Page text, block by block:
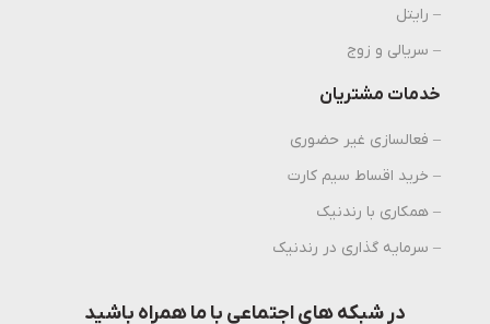
– رایتل
– سریالی و زوج
خدمات مشتریان
– فعالسازی غیر حضوری
– خرید اقساط سیم کارت
– همکاری با رندنیک
– سرمایه گذاری در رندنیک
در شبکه های اجتماعی با ما همراه باشید